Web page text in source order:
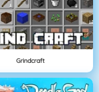
Grindcraft